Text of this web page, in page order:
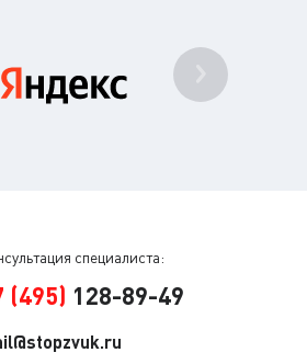
специалиста:
(495) 128-89-49